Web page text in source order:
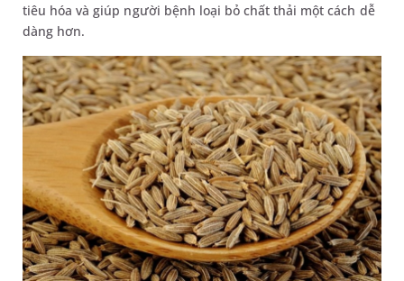
tiêu hóa và giúp người bệnh loại bỏ chất thải một cách dễ
dàng hơn.